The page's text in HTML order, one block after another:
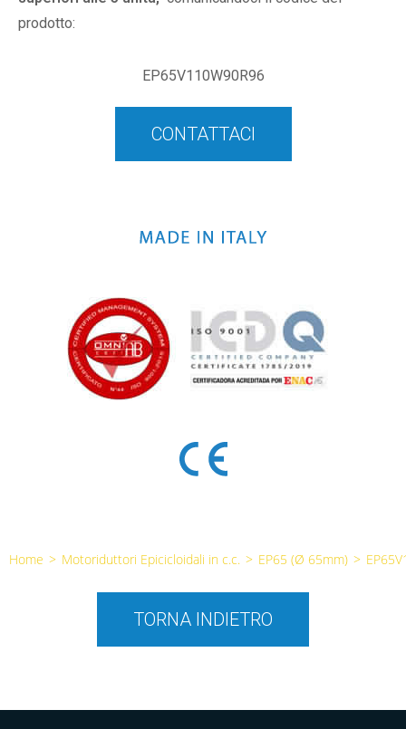
prodotto:
EP65V110W90R96
CONTATTACI
Home > Motoriduttori Epicicloidali in c.c. > EP65 (Ø 65mm) >
TORNA INDIETRO